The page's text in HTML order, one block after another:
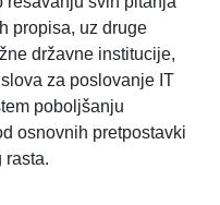
propisa, uz druge
državne institucije,
za poslovanje IT
poboljšanju
osnovnih pretpostavki
rasta.